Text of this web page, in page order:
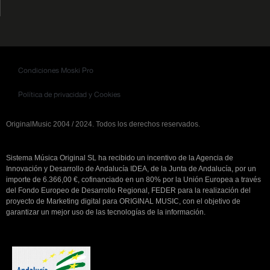
OriginalMusic 2004 / 2024. Todos los derechos reservados.
Condiciones Moski Pro
Política de privacidad y Cookies
Sistema Música Original SL ha recibido un incentivo de la Agencia de
Innovación y Desarrollo de Andalucía IDEA, de la Junta de Andalucía, por un
importe de 6.366,00 €, cofinanciado en un 80% por la Unión Europea a través
del Fondo Europeo de Desarrollo Regional, FEDER para la realización del
proyecto de Marketing digital para ORIGINAL MUSIC, con el objetivo de
garantizar un mejor uso de las tecnologías de la información.